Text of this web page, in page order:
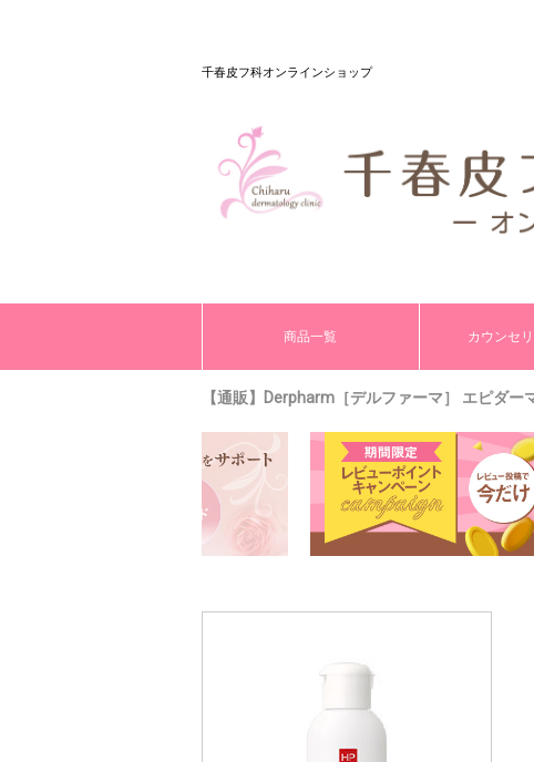
千春皮フ科オンラインショップ
商品一覧 カウンセ
【通販】Derpharm［デルファーマ］ エピダー